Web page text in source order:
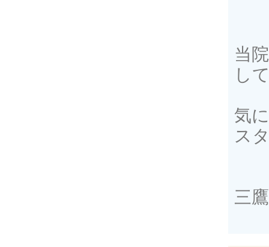
当
し
気
ス
三